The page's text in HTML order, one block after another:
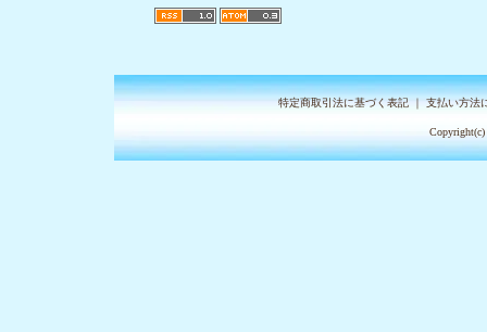
特定商取引法に基づく表記｜支払い方法